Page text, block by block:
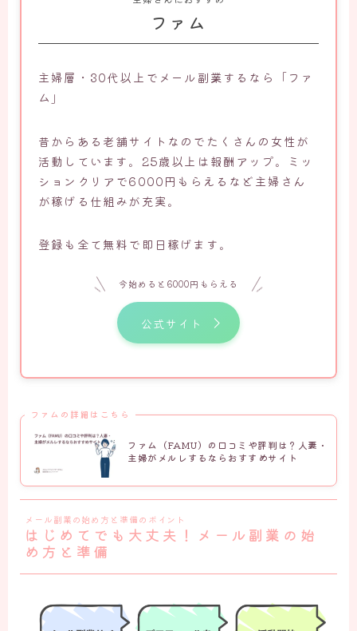
ファム
主婦層・30代以上でメール副業するなら「ファ
ム」
昔からある老舗サイトなのでたくさんの女性が
活動しています。25歳以上は報酬アップ。ミッ
ションクリアで6000円もらえるなど主婦さん
が稼げる仕組みが充実。
登録も全て無料で即日稼げます。
今始めると6000円もらえる
公式サイト
ファムの詳細はこちら
ファム（FAMU）の口コミや評判は？人妻・
主婦がメルレするならおすすめサイト
メール副業の始め方と準備のポイント
はじめてでも大丈夫！メール副業の始
め方と準備